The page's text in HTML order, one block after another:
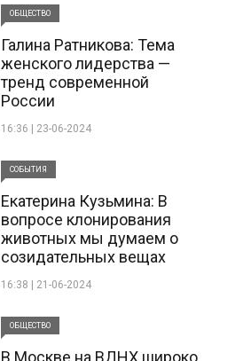
ОБЩЕСТВО
Галина Ратникова: Тема
женского лидерства —
тренд современной
России
16:36 | 23-06-2024
СОБЫТИЯ
Екатерина Кузьмина: В
вопросе клонирования
животных мы думаем о
созидательных вещах
16:38 | 21-06-2024
ОБЩЕСТВО
В Москве на ВДНХ широко